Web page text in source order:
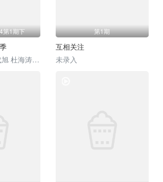
第1期下
薛凯琪 杨超越 代旭 杜海涛 张纯烨
第1期
互相关注
未录入